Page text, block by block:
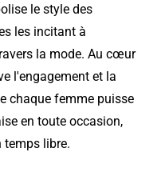
le style des
les incitant à
la mode. Au cœur
l'engagement et la
chaque femme puisse
en toute occasion,
temps libre.